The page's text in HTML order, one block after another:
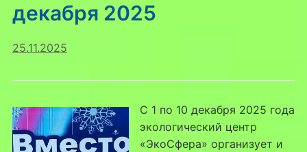
декабря 2025
25.11.2025
С 1 по 10 декабря 2025 года
экологический центр
«ЭкоСфера» организует и